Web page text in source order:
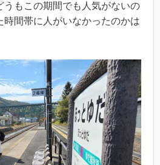
うもこの期間でも人気がないの
時間帯に人がいなかったのかは